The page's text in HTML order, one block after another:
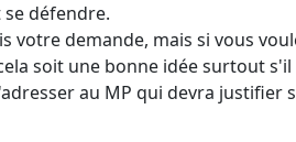
défendre.
votre demande, mais si vous
soit une bonne idée surtout
au MP qui devra justifier